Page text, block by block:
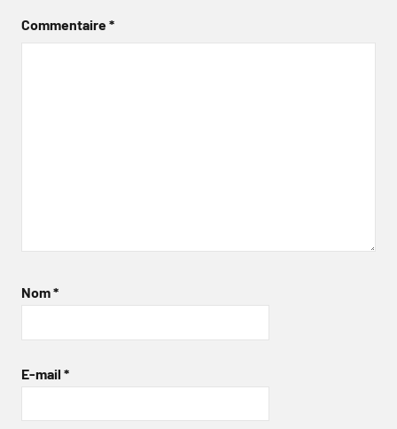
Commentaire*
Nom*
E-mail *